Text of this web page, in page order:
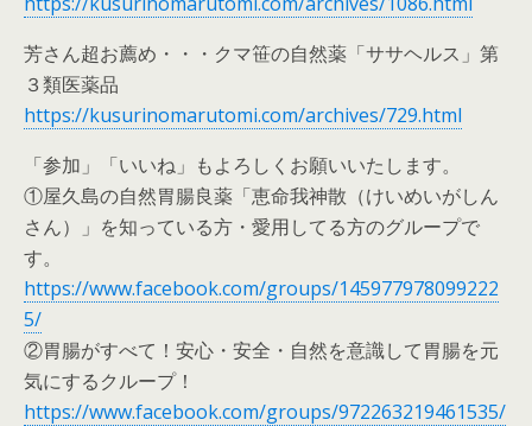
芳さん超お薦め・・・クマ笹の自然薬「ササヘルス」第
３類医薬品
https://kusurinomarutomi.com/archives/729.html
「参加」「いいね」もよろしくお願いいたします。
①屋久島の自然胃腸良薬「恵命我神散（けいめいがしん
さん）」を知っている方・愛用してる方のグループで
す。
https://www.facebook.com/groups/145977978099222
5/
②胃腸がすべて！安心・安全・自然を意識して胃腸を元
気にするクループ！
https://www.facebook.com/groups/972263219461535/